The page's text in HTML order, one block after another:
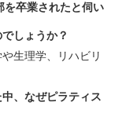
卒業されたと伺い
しょうか？
生理学、リハビリ
、なぜピラティス